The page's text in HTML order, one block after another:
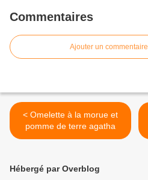
Commentaires
Ajouter un commentaire
< Omelette à la morue et
pomme de terre agatha
Hébergé par Overblog